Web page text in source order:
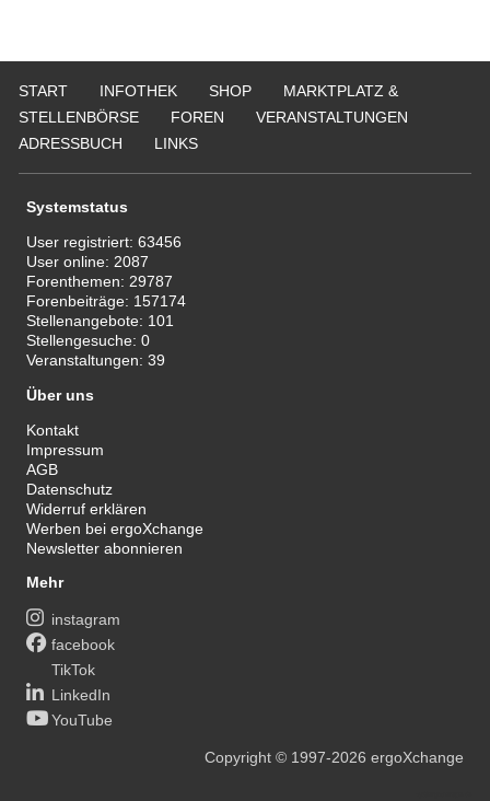
START INFOTHEK SHOP
MARKTPLATZ &
STELLENBÖRSE
FOREN
VERANSTALTUNGEN
ADRESSBUCH
LINKS
Systemstatus
User registriert:63456
User online: 2087
Forenthemen: 29787
Forenbeiträge: 157174
Stellenangebote: 101
Stellengesuche:0
Veranstaltungen:39
Über uns
Kontakt
Impressum
AGB
Datenschutz
Widerruf erklären
Werben bei ergoXchange
Newsletter abonnieren
Mehr
instagram
facebook
TikTok
LinkedIn
YouTube
Copyright© 1997-2026 ergoXchange